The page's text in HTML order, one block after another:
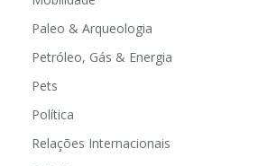
Paleo & Arqueologia
Petróleo, Gás & Energia
Pets
Política
Relações Internacionais